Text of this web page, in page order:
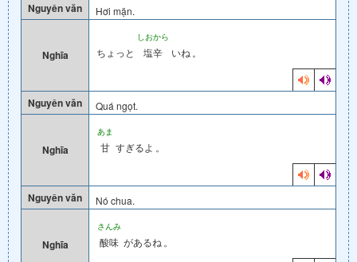
Nguyên văn Hơi mặn.
Nghĩa ちょっと
しおから
塩辛 いね 。
Nguyên văn Quá ngọt.
Nghĩa
あま
甘 すぎるよ 。
Nguyên văn Nó chua.
Nghĩa
さんみ
酸味 があるね 。